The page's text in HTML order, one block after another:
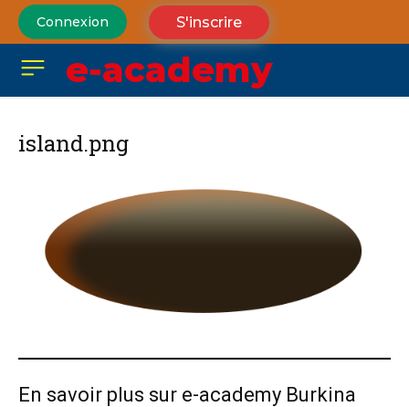
Connexion S'inscrire
e-academy
island.png
En savoir plus sur e-academy Burkina